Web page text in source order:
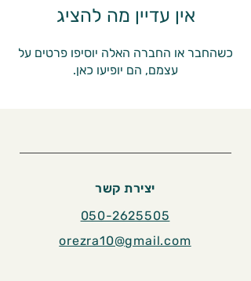
אין עדיין מה להציג
כשהחבר או החברה האלה יוסיפו פרטים על
עצמם, הם יופיעו כאן.
יצירת קשר
050-2625505
orezra10@gmail.com